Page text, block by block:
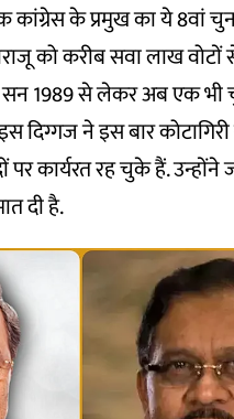
कांग्रेस के प्रमुख का ये 8वां
को करीब सवा लाख
1989 से लेकर अब एक भी
दिग्गज ने इस बार
पर कार्यरत रह चुके हैं.
दी है.